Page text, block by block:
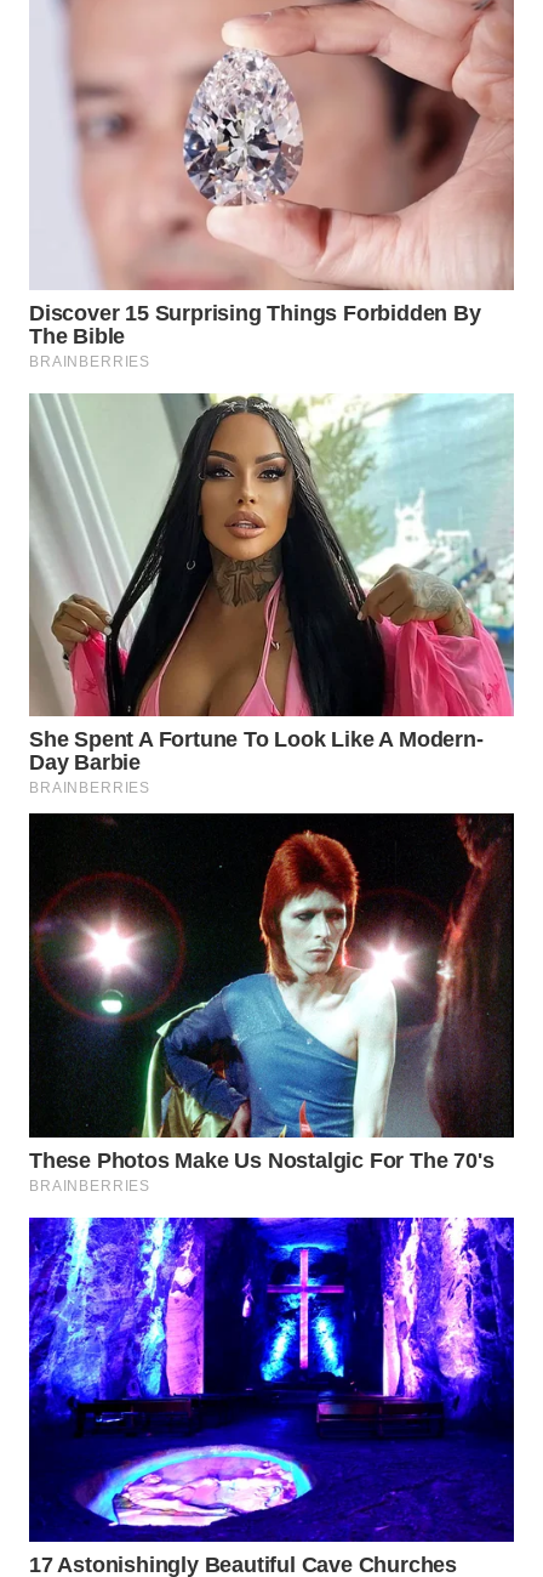
TAPANULI
WN
TANJUNG
LESUNG
WN
SIMALUNGUN
WN
LABUHANBATU
WN
TAPANULI
TENGAH
WN DELI
SERDANG
WN
TEBING
TINGGI
WN
KARAWANG
WN
BEKASI
WN
BOGOR
WN
DEPOK
WN
TAPANULI
UTARA
WN
SAMOSIR
WN
PADANG
LAWAS